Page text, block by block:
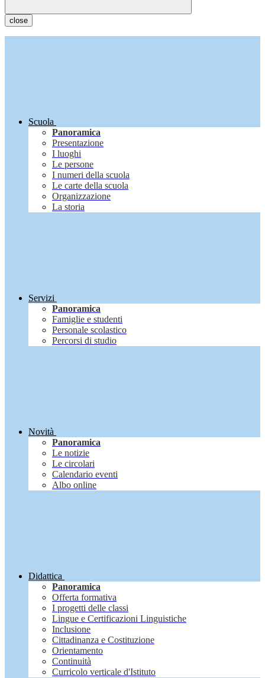
close
Scuola
Panoramica
Presentazione
I luoghi
Le persone
I numeri della scuola
Le carte della scuola
Organizzazione
La storia
Servizi
Panoramica
Famiglie e studenti
Personale scolastico
Percorsi di studio
Novità
Panoramica
Le notizie
Le circolari
Calendario eventi
Albo online
Didattica
Panoramica
Offerta formativa
I progetti delle classi
Lingue e Certificazioni Linguistiche
Inclusione
Cittadinanza e Costituzione
Orientamento
Continuità
Curricolo verticale d'Istituto